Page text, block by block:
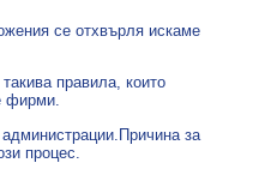
се отхвърля искаме
правила, които
фирми.
за
процес.